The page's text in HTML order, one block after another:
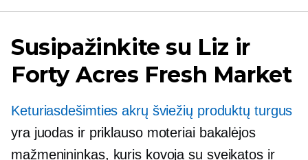
Susipažinkite su Liz ir
Forty Acres Fresh Market
Keturiasdešimties akrų šviežių produktų turgus
yra juodas ir priklauso moteriaibakalėjos
mažmenininkas, kuris kovoja su sveikatos ir